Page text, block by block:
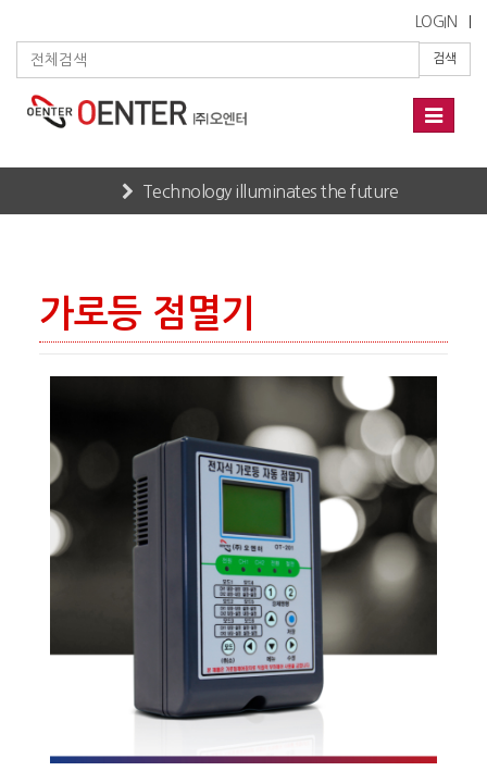
LOGIN
검색
Toggle
Technology illuminates the future
가로등 점멸기